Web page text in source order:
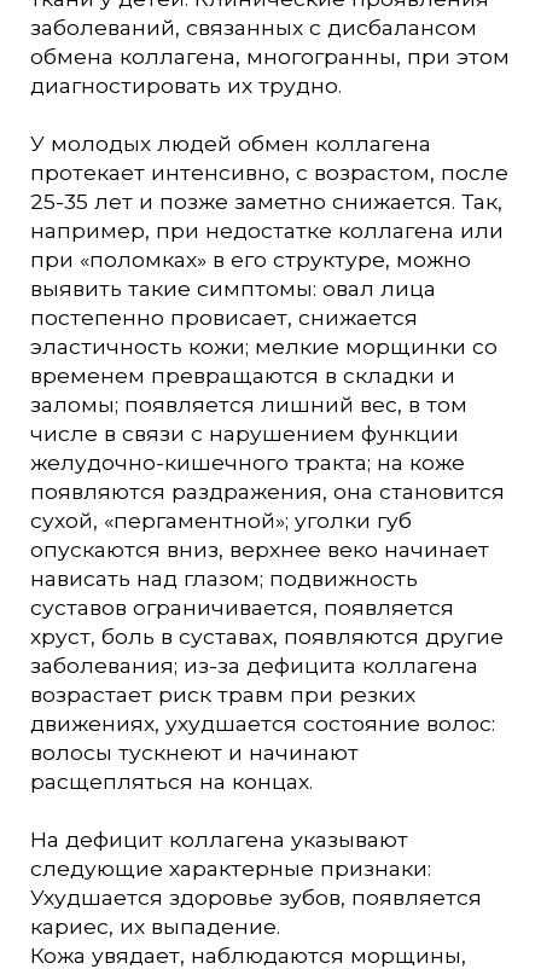
заболеваний, связанных с дисбалансом
обмена коллагена, многогранны, при этом
диагностировать их трудно.
У молодых людей обмен коллагена
протекает интенсивно, с возрастом, после
25-35 лет и позже заметно снижается. Так,
например, при недостатке коллагена или
при «поломках» в его структуре, можно
выявить такие симптомы: овал лица
постепенно провисает, снижается
эластичность кожи; мелкие морщинки со
временем превращаются в складки и
заломы; появляется лишний вес, в том
числе в связи с нарушением функции
желудочно-кишечного тракта; на коже
появляются раздражения, она становится
сухой, «пергаментной»; уголки губ
опускаются вниз, верхнее веко начинает
нависать над глазом; подвижность
суставов ограничивается, появляется
хруст, боль в суставах, появляются другие
заболевания; из-за дефицита коллагена
возрастает риск травм при резких
движениях, ухудшается состояние волос:
волосы тускнеют и начинают
расщепляться на концах.
На дефицит коллагена указывают
следующие характерные признаки:
Ухудшается здоровье зубов, появляется
кариес, их выпадение.
Кожа увядает, наблюдаются морщины,